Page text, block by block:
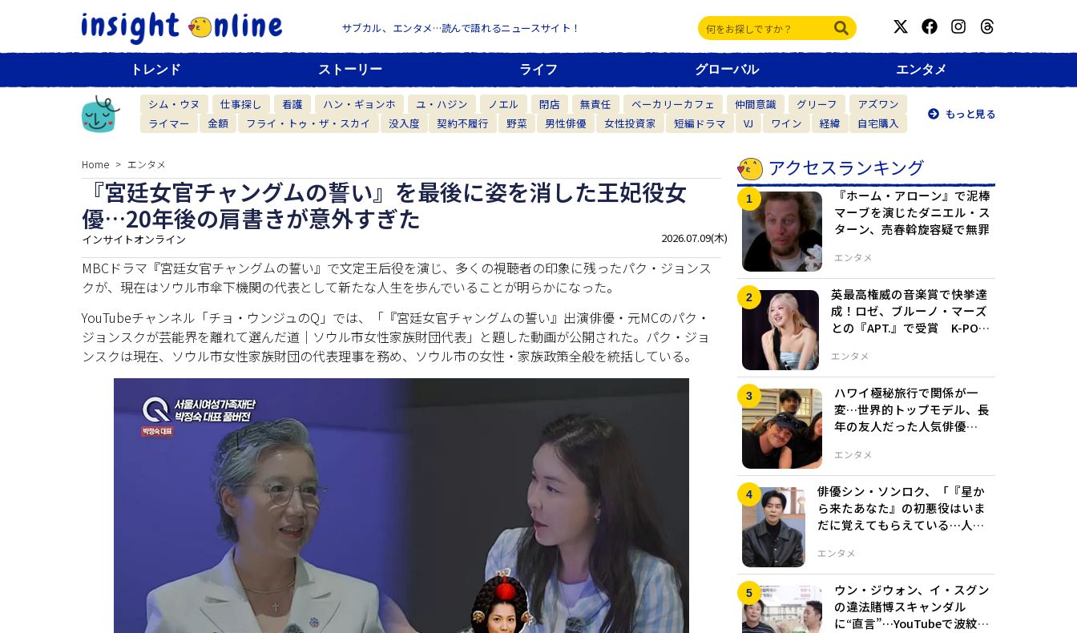
サブカル、エンタメ…読んで語れるニュースサイト！
トレンド ストーリー ライフ グローバル エンタメ
シム・ウヌ 仕事探し 看護 ハン・ギョンホ ユ・ハジン ノエル 閉店 無責任 ベーカリーカフェ 仲間意識 グリーフ
アズワン
ライマー
金額 フライ・トゥ・ザ・スカイ 没入度 契約不履行 野菜 男性俳優 女性投資家 短編ドラマ VJ ワイン 経緯 自宅購入
もっと見る
Home エンタメ
『宮廷女官チャングムの誓い』を最後に姿を消した王妃役女
優…20年後の肩書きが意外すぎた
インサイトオンライン 2026.07.09(木)
MBCドラマ『宮廷女官チャングムの誓い』で文定王后役を演じ、多くの視聴者の印象に残ったパク・ジョンス
クが、現在はソウル市傘下機関の代表として新たな人生を歩んでいることが明らかになった。
YouTubeチャンネル「チョ・ウンジュのQ」では、「『宮廷女官チャングムの誓い』出演俳優・元MCのパク・
ジョンスクが芸能界を離れて選んだ道｜ソウル市女性家族財団代表」と題した動画が公開された。パク・ジョ
ンスクは現在、ソウル市女性家族財団の代表理事を務め、ソウル市の女性・家族政策全般を統括している。
アクセスランキング
エンタメ
『ホーム・アローン』で泥棒
マーブを演じたダニエル・ス
ターン、売春斡旋容疑で無罪
エンタメ
英最高権威の音楽賞で快挙達
成！ロゼ、ブルーノ・マーズ
との『APT.』で受賞 K-POP
エンタメ
ハワイ極秘旅行で関係が一
変…世界的トップモデル、長
年の友人だった人気俳優
エンタメ
俳優シン・ソンロク、「『星か
ら来たあなた』の初悪役はいま
だに覚えてもらえている…人生
分～』」
ウン・ジウォン、イ・スグン
の違法賭博スキャンダル
に“直言”…YouTubeで波紋広